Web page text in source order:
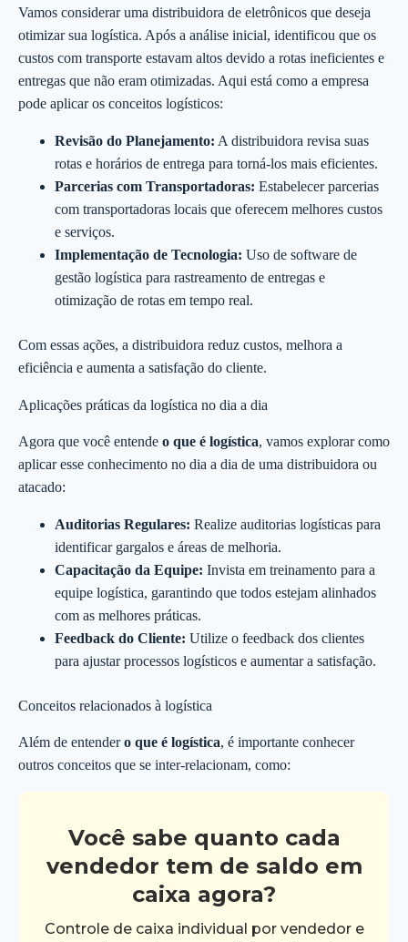
Vamos considerar uma distribuidora de eletrônicos que deseja
otimizar sua logística. Após a análise inicial, identificou que os
custos com transporte estavam altos devido a rotas ineficientes e
entregas que não eram otimizadas. Aqui está como a empresa
pode aplicar os conceitos logísticos:
Revisão do Planejamento: A distribuidora revisa suas
rotas e horários de entrega para torná-los mais eficientes.
Parcerias com Transportadoras: Estabelecer parcerias
com transportadoras locais que oferecem melhores custos
e serviços.
Implementação de Tecnologia: Uso de software de
gestão logística para rastreamento de entregas e
otimização de rotas em tempo real.
Com essas ações, a distribuidora reduz custos, melhora a
eficiência e aumenta a satisfação do cliente.
Aplicações práticas da logística no dia a dia
Agora que você entende o que é logística, vamos explorar como
aplicar esse conhecimento no dia a dia de uma distribuidora ou
atacado:
Auditorias Regulares: Realize auditorias logísticas para
identificar gargalos e áreas de melhoria.
Capacitação da Equipe: Invista em treinamento para a
equipe logística, garantindo que todos estejam alinhados
com as melhores práticas.
Feedback do Cliente: Utilize o feedback dos clientes
para ajustar processos logísticos e aumentar a satisfação.
Conceitos relacionados à logística
Além de entendero que é logística, é importante conhecer
outros conceitos que se inter-relacionam, como:
Você sabe quanto cada
vendedor tem de saldo em
caixa agora?
Controle de caixa individual por vendedor e